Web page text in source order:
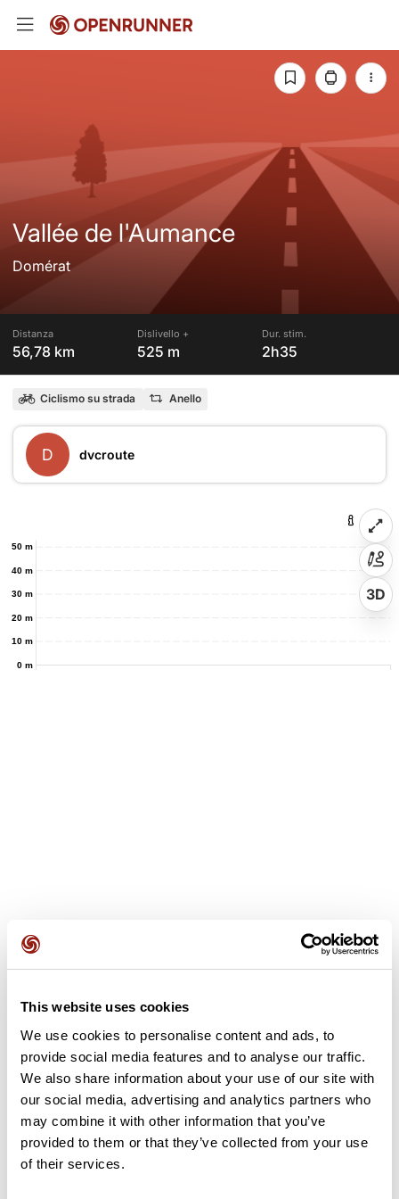
This website uses cookies
We use cookies to personalise content and ads, to
provide social media features and to analyse our traffic.
We also share information about your use of our site with
our social media, advertising and analytics partners who
may combine it with other information that you’ve
provided to them or that they’ve collected from your use
of their services.
Vallée de l'Aumance
Domérat
Distanza
56,78 km
Dislivello +
525 m
Dur. stim.
2h35
Ciclismo su strada Anello
D dvcroute
0 m
10 m
20 m
30 m
40 m
50 m
3D
Recensioni degli utenti
Questo percorso non contiene ancora alcuna recensione.
L'hai già effettuato? Sii il primo a inviare una recensione!
Aggiungi una recensione